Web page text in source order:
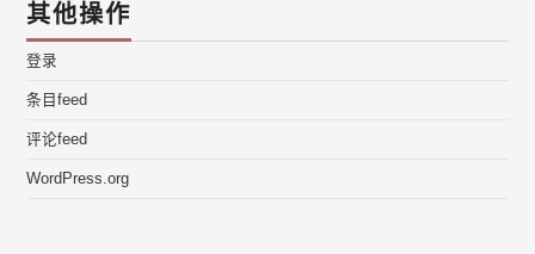
其他操作
登录
条目feed
评论feed
WordPress.org